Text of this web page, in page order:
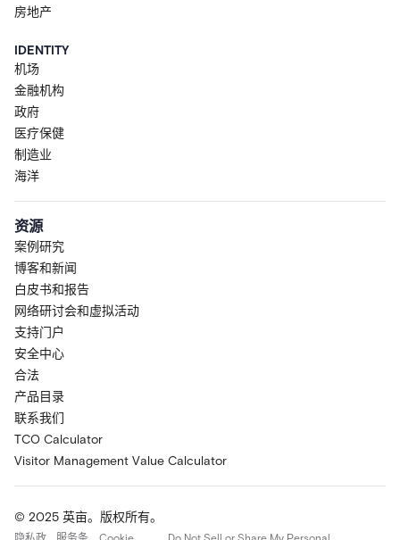
房地产
IDENTITY
机场
金融机构
政府
医疗保健
制造业
海洋
资源
案例研究
博客和新闻
白皮书和报告
网络研讨会和虚拟活动
支持门户
安全中心
合法
产品目录
联系我们
TCO Calculator
Visitor Management Value Calculator
© 2025 英亩。版权所有。